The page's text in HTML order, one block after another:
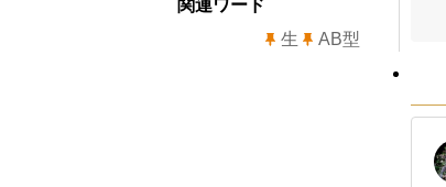
関連ワード
生
AB型